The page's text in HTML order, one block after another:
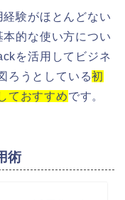
験がほとんどない
的な使い方につい
を活用してビジネ
ろうとしている初
ておすすめです。
術